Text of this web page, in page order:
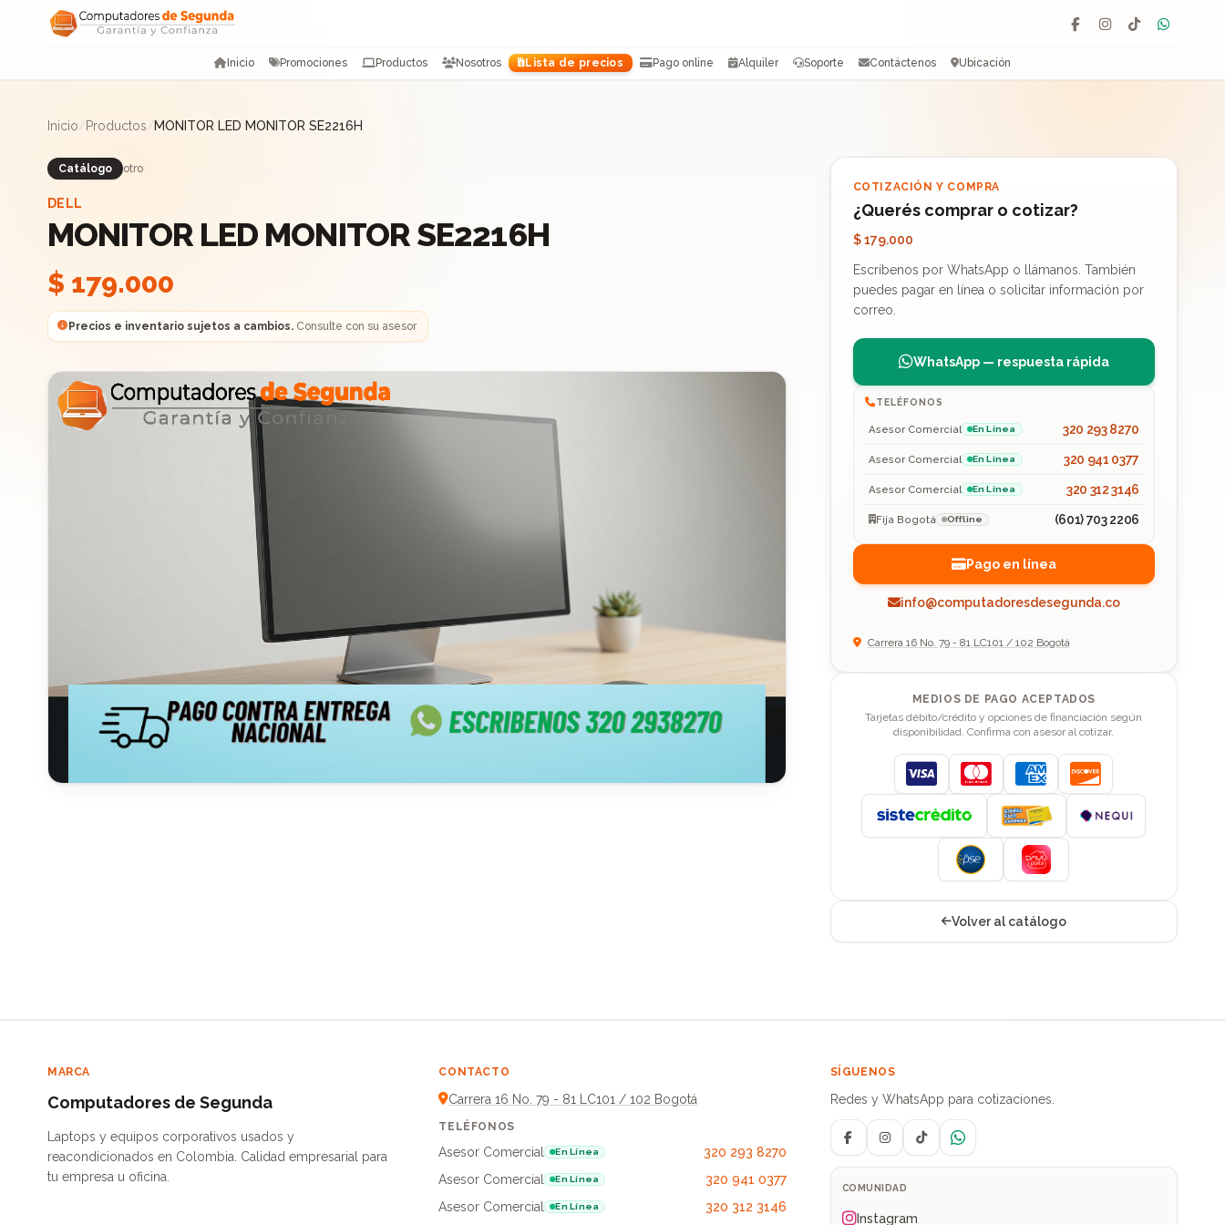
Saltar al contenido
Facebook
Instagram
TikTok
Inicio Promociones Productos Nosotros Lista de precios Pago online Alquiler Soporte Contáctenos Ubicación
Inicio/Productos/MONITOR LED MONITOR SE2216H
Catálogo otro
DELL
MONITOR LED MONITOR SE2216H
$ 179.000
Precios e inventario sujetos a cambios.Consulte con su asesor
COTIZACIÓN Y COMPRA
¿Querés comprar o cotizar?
$ 179.000
Escríbenos por WhatsApp o llámanos. También
puedes pagar en línea o solicitar información por
correo.
WhatsApp — respuesta rápida
TELÉFONOS
Asesor Comercial En Línea 320 293 8270
Asesor Comercial En Línea 320 941 0377
Asesor Comercial En Línea 320 312 3146
Fija Bogotá Offline (601) 703 2206
Pago en línea
info@computadoresdesegunda.co
Carrera 16 No. 79 - 81 LC101 / 102 Bogotá
MEDIOS DE PAGO ACEPTADOS
Tarjetas débito/crédito y opciones de financiación según
disponibilidad. Confirma con asesor al cotizar.
Visa MastercardAmerican Express
Discover
Volver al catálogo
MARCA
Computadores de Segunda
Laptops y equipos corporativos usados y
reacondicionados en Colombia. Calidad empresarial para
tu empresa u oficina.
CONTACTO
Carrera 16 No. 79 - 81 LC101 / 102 Bogotá
TELÉFONOS
Asesor Comercial En Línea
320 293 8270
Asesor Comercial
En Línea
320 941 0377
Asesor Comercial
En Línea 320 312 3146
SÍGUENOS
Redes y WhatsApp para cotizaciones.
FacebookInstagramTikTokWhatsApp
COMUNIDAD
Instagram